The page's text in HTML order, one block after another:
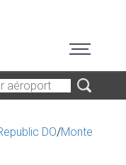
DO/Monte